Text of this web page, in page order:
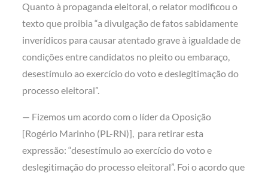
Quanto à propaganda eleitoral, o relator modificou o
texto que proibia “a divulgação de fatos sabidamente
inverídicos para causar atentado grave à igualdade de
condições entre candidatos no pleito ou embaraço,
desestímulo ao exercício do voto e deslegitimação do
processo eleitoral”.
— Fizemos um acordo com o líder da Oposição
[Rogério Marinho (PL-RN)], para retirar esta
expressão: “desestímulo ao exercício do voto e
deslegitimação do processo eleitoral”. Foi o acordo que